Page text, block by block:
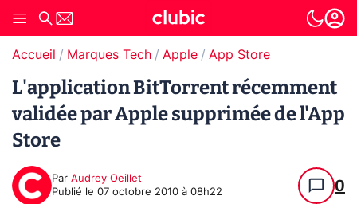
Accueil Marques Tech Apple App Store
L'application BitTorrent récemment
validée par Apple supprimée de l'App
Store
Par Audrey Oeillet
Publié le 07 octobre 2010 à 08h22 0